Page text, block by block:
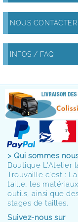
NOUS CONTACTER
INFOS / FAQ
> Qui sommes
Boutique L'Atelier
Trouvaille c'est : La
taille, les
outils, ainsi que
stages de tailles.
Suivez-nous sur